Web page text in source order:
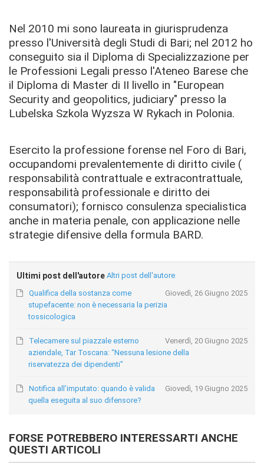
Nel 2010 mi sono laureata in giurisprudenza
presso l'Università degli Studi di Bari; nel 2012 ho
conseguito sia il Diploma di Specializzazione per
le Professioni Legali presso l'Ateneo Barese che
il Diploma di Master di II livello in "European
Security and geopolitics, judiciary" presso la
Lubelska Szkola Wyzsza W Rykach in Polonia.
Esercito la professione forense nel Foro di Bari,
occupandomi prevalentemente di diritto civile (
responsabilità contrattuale e extracontrattuale,
responsabilità professionale e diritto dei
consumatori); fornisco consulenza specialistica
anche in materia penale, con applicazione nelle
strategie difensive della formula BARD.
Ultimi post dell'autore Altri post dell'autore
Giovedì, 26 Giugno 2025
Qualifica della sostanza come
stupefacente: non è necessaria la perizia
tossicologica
Venerdì, 20 Giugno 2025
Telecamere sul piazzale esterno
aziendale, Tar Toscana: “Nessuna lesione della
riservatezza dei dipendenti”
Giovedì, 19 Giugno 2025
Notifica all’imputato: quando è valida
quella eseguita al suo difensore?
FORSE POTREBBERO INTERESSARTI ANCHE
QUESTI ARTICOLI